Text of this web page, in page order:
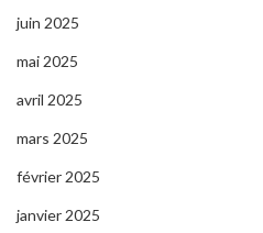
juin 2025
mai 2025
avril 2025
mars 2025
février 2025
janvier 2025